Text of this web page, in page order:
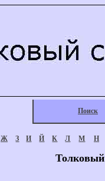
Поиск
Ж З И Й К Л М Н